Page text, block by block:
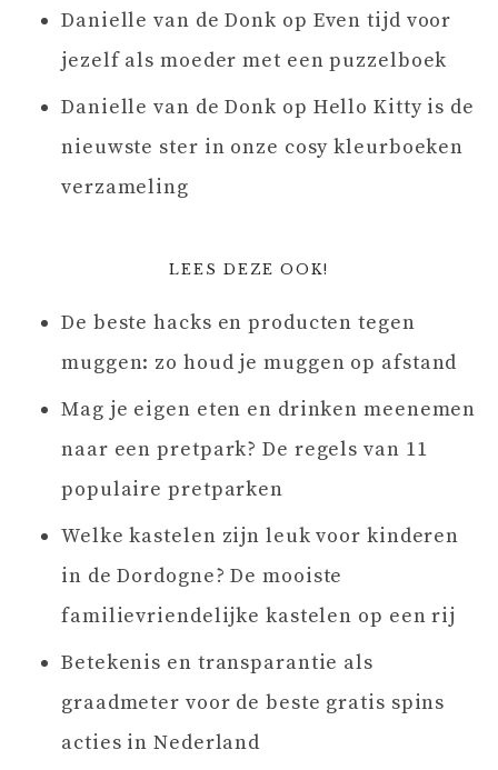
Danielle van de Donk op Even tijd voor
jezelf als moeder met een puzzelboek
Danielle van de Donk op Hello Kitty is de
nieuwste ster in onze cosy kleurboeken
verzameling
LEES DEZE OOK!
De beste hacks en producten tegen
muggen: zo houd je muggen op afstand
Mag je eigen eten en drinken meenemen
naar een pretpark? De regels van 11
populaire pretparken
Welke kastelen zijn leuk voor kinderen
in de Dordogne? De mooiste
familievriendelijke kastelen op een rij
Betekenis en transparantie als
graadmeter voor de beste gratis spins
acties in Nederland